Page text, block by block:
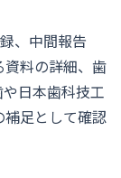
、中間報告
資料の詳細、歯
日本歯科技工
足として確認